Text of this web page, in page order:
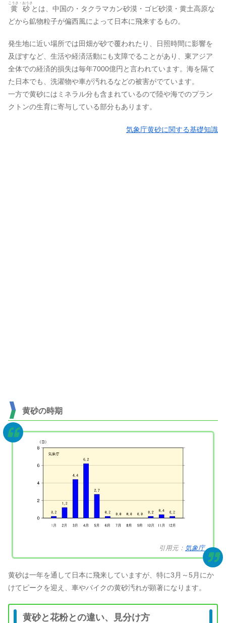
黄砂
こうさ・おうさ
とは、中国の・タクラマカン砂漠・ゴビ砂漠・黄土高原な
どから鉱物粒子が偏西風によって日本に飛来するもの。
発生地に近い場所では田畑が砂で覆われたり、日照時間に影響を
及ぼすなど、生活や経済活動にも支障でることがあり、東アジア
全体での経済的損失は毎年7000億円と言われています。海を隔て
た日本でも、洗濯物や車が汚れるなどの被害がでています。
一方で黄砂にはミネラル分も含まれているので陸や海でのプラン
クトンの生育に寄与している部分もあります。
気象庁黄砂に関する基礎知識
黄砂の時期
引用元： 気象庁
黄砂は一年を通して日本に飛来していますが、特に3月～5月にか
けてピークを迎え、車やバイクの黄砂汚れが顕著になります。
黄砂と花粉との違い、見分け方